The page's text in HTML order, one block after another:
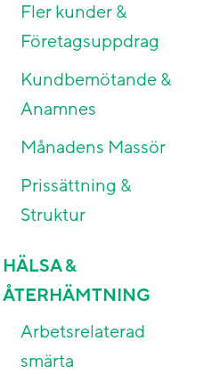
Fler kunder &
Företagsuppdrag
Kundbemötande &
Anamnes
Månadens Massör
Prissättning &
Struktur
HÄLSA &
ÅTERHÄMTNING
Arbetsrelaterad
smärta